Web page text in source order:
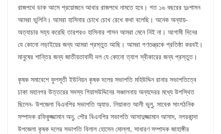
রাজপথে ডাক আসে প্রয়োজনে আবার রাজপথে নামতে হবে। গত ১৬ বছরের দুঃশাসন
আমরা ভুলিনি। আমরা হাসিনার চোখে চোখ রেখে কথা বলেছি। অনেক অন্যায়-
অত্যাচার সহ্য করেছি তারপরও হাসিনার শাসন আমরা মেনে নিই না। আগামী দিনের
যে কোনো লড়াইয়ের জন্য আমরা প্রস্তুত আছি। আমরা গণতন্ত্রকে প্রতিষ্ঠা করবই।
মানুষের শান্তির জন্য জাতীয়তাবাদী দল যে কোনো ত্যাগ স্বীকারের জন্য প্রস্তুত।
কৃষক সমাবেশে ফুলসূতী ইউনিয়ন কৃষক দলের সভাপতি মহিউদ্দিন রানার সভাপতিত্বে
ঢাকা মহানগর উত্তরের সদস্য গিয়াসউদ্দিনের সঞ্চালনায় অন্যদেরর মধ্যে উপস্থিত
ছিলেন- উপজেলা বিএনপির সভাপতি অ্যাড. লিয়াকত আলী ভুলু, সাবেক সাংগঠনিক
সম্পাদক রফিকুজ্জামান অনু, পৌর বিএনপির সভাপতি আসাদুজ্জামান আসাদ, নগরকান্দা
উপজেলা কৃষক দলের সভাপতি বিলাল হোসেন মোল্লা, সাধারণ সম্পাদক জাহাঙ্গীর